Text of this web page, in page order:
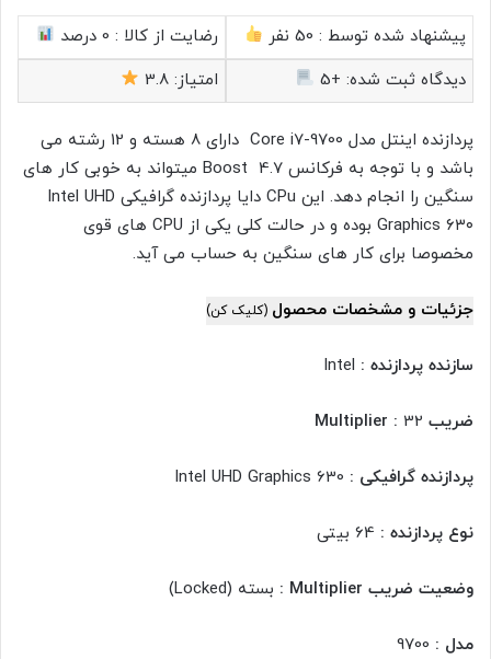
پیشنهاد شده توسط : 50 نفر رضایت از کالا : 0 درصد
دیدگاه ثبت شده: +5 امتیاز: 3.8
پردازنده اینتل مدل Core i7-9700 دارای 8 هسته و 12 رشته می
باشد و با توجه به فرکانس Boost 4.7 میتواند به خوبی کار های
سنگین را انجام دهد. این CPu دایا پردازنده گرافیکی Intel UHD
Graphics ۶۳۰ بوده و در حالت کلی یکی از CPU های قوی
مخصوصا برای کار های سنگین به حساب می آید.
جزئیات و مشخصات محصول (کلیک کن)
سازنده پردازنده :
ضریب Multiplier : 32
پردازنده گرافیکی :
نوع پردازنده :
وضعیت ضریب Multiplier : بسته (Locked)
مدل :